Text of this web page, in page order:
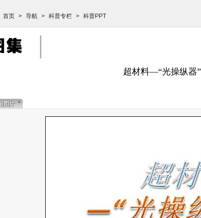
首页 > 导航 > 科普专栏 > 科普PPT
超材料—“光操纵器”